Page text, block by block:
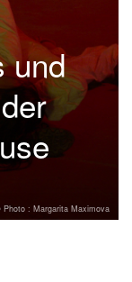
und
: Margarita Maximova